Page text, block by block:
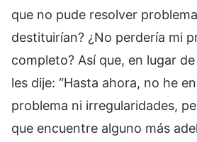
que no pude resolver
destituirían? ¿No perdería mi
completo? Así que, en lugar
les dije: “Hasta ahora, no he
problema ni irregularidades,
que encuentre alguno más